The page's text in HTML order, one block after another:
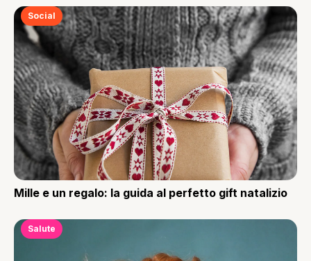
Social
Mille e un regalo: la guida al perfetto gift natalizio
Salute